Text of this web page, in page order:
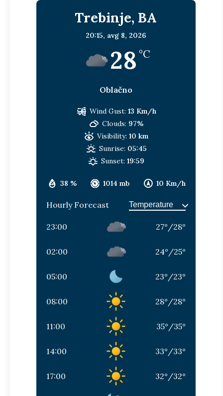
Trebinje, BA
20:15, avg 8, 2026
28 °C
Oblačno
38 % 1014 mb 10 Km/h
Wind Gust: 13 Km/h
Clouds: 97%
Visibility: 10 km
Sunrise: 05:45
Sunset: 19:59
Hourly Forecast
23:00 27° /28°
02:00 24° /25°
05:00 23° /23°
08:00 28° /28°
11:00 35° /35°
14:00 33° /33°
17:00 32° /32°